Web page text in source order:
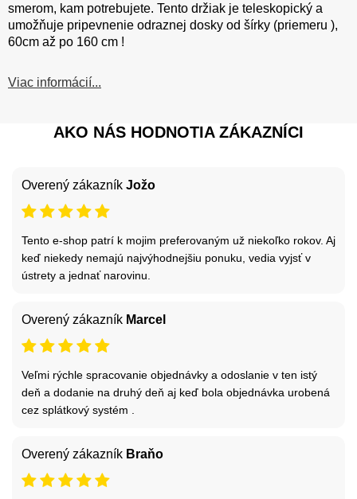
smerom, kam potrebujete. Tento držiak je teleskopický a
umožňuje pripevnenie odraznej dosky od šírky (priemeru ),
60cm až po 160 cm !
Viac informácií...
AKO NÁS HODNOTIA ZÁKAZNÍCI
Overený zákazník Jožo
Tento e-shop patrí k mojim preferovaným už niekoľko rokov. Aj
keď niekedy nemajú najvýhodnejšiu ponuku, vedia vyjsť v
ústrety a jednať narovinu.
Overený zákazník Marcel
Veľmi rýchle spracovanie objednávky a odoslanie v ten istý
deň a dodanie na druhý deň aj keď bola objednávka urobená
cez splátkový systém .
Overený zákazník Braňo